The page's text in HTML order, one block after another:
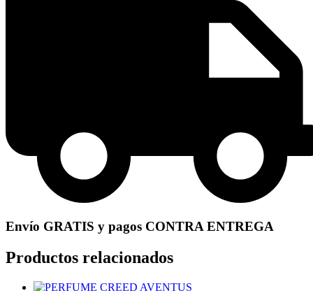
Envío GRATIS y pagos CONTRA ENTREGA
Productos relacionados